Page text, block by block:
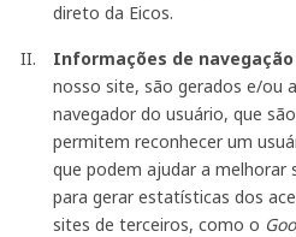
direto da Eicos.
Informações de
nosso site, são gerados e/ou
navegador do usuário, que
permitem reconhecer um
que podem ajudar a melhorar
para gerar estatísticas dos
sites de terceiros, como o